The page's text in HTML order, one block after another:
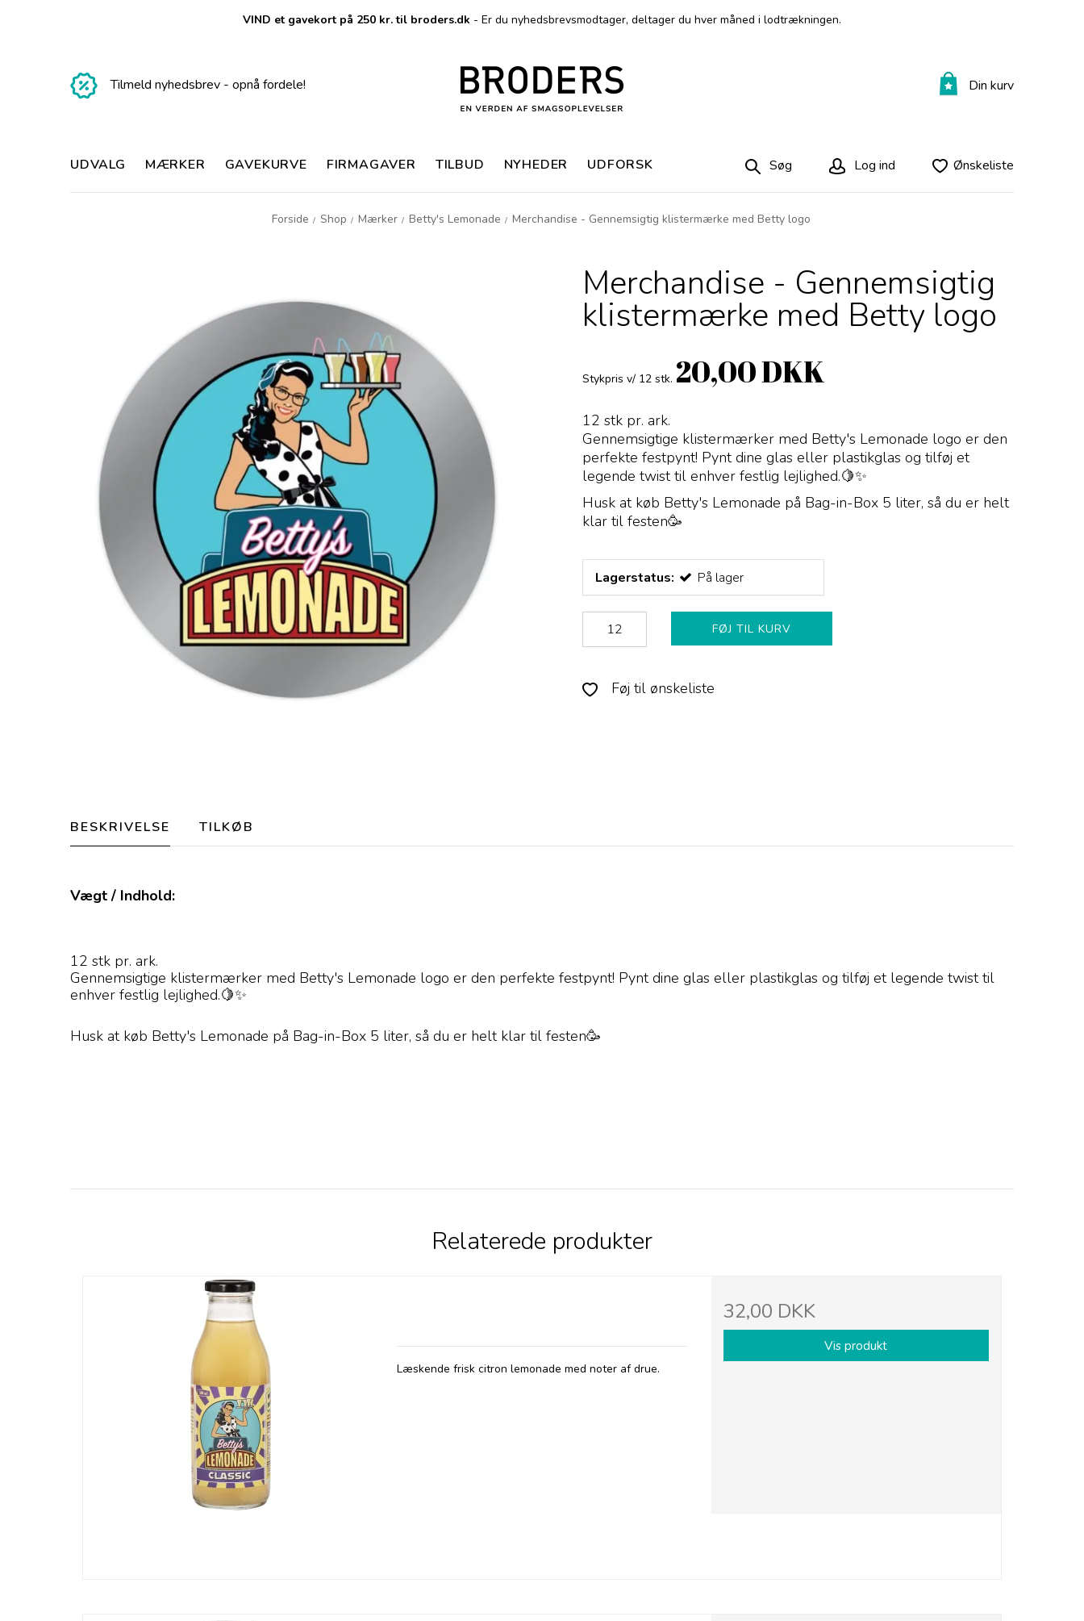
VIND et gavekort på 250 kr. til broders.dk - Er du nyhedsbrevsmodtager, deltager du hver måned i lodtrækningen.
Tilmeld nyhedsbrev - opnå fordele! Din kurv
UDVALG MÆRKER GAVEKURVE FIRMAGAVER TILBUD NYHEDER UDFORSK Søg Log ind Ønskeliste
Forside / Shop / Mærker / Betty's Lemonade / Merchandise - Gennemsigtig klistermærke med Betty logo
Merchandise - Gennemsigtig
klistermærke med Betty logo
Stykpris v/ 12 stk. 20,00 DKK
12 stk pr. ark.
Gennemsigtige klistermærker med Betty's Lemonade logo er den
perfekte festpynt! Pynt dine glas eller plastikglas og tilføj et
legende twist til enhver festlig lejlighed.🍋✨
Husk at køb Betty's Lemonade på Bag-in-Box 5 liter, så du er helt
klar til festen🥳
Lagerstatus: På lager
FØJ TIL KURV
Føj til ønskeliste
BESKRIVELSE TILKØB
Vægt / Indhold:
12 stk pr. ark.
Gennemsigtige klistermærker med Betty's Lemonade logo er den perfekte festpynt! Pynt dine glas eller plastikglas og tilføj et legende twist til
enhver festlig lejlighed.🍋✨
Husk at køb Betty's Lemonade på Bag-in-Box 5 liter, så du er helt klar til festen🥳
Relaterede produkter
Læskende frisk citron lemonade med noter af drue.
32,00 DKK
Vis produkt